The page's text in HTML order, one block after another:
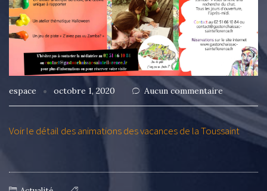
espace octobre 1, 2020 Aucun commentaire
Voir le détail des animations des vacances de la Toussaint